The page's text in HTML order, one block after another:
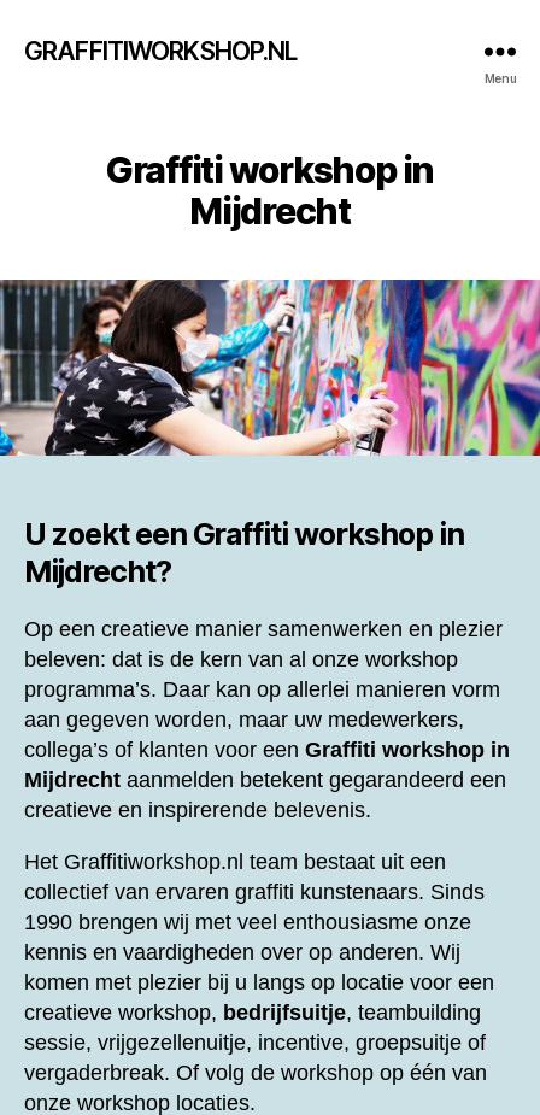
GRAFFITIWORKSHOP.NL
Menu
Graffiti workshop in
Mijdrecht
U zoekt een Graffiti workshop in
Mijdrecht?
Op een creatieve manier samenwerken en plezier
beleven: dat is de kern van al onze workshop
programma’s. Daar kan op allerlei manieren vorm
aan gegeven worden, maar uw medewerkers,
collega’s of klanten voor een Graffiti workshop in
Mijdrecht aanmelden betekent gegarandeerd een
creatieve en inspirerende belevenis.
Het Graffitiworkshop.nl team bestaat uit een
collectief van ervaren graffiti kunstenaars. Sinds
1990 brengen wij met veel enthousiasme onze
kennis en vaardigheden over op anderen. Wij
komen met plezier bij u langs op locatie voor een
creatieve workshop, bedrijfsuitje, teambuilding
sessie, vrijgezellenuitje, incentive, groepsuitje of
vergaderbreak. Of volg de workshop op één van
onze workshop locaties.